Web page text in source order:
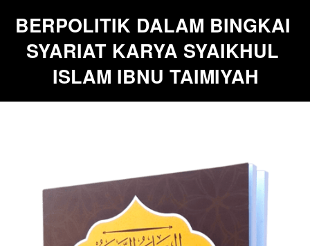
BERPOLITIK DALAM BINGKAI
SYARIAT KARYA SYAIKHUL
ISLAM IBNU TAIMIYAH